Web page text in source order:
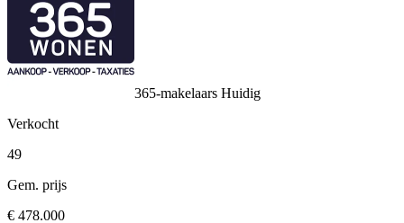
365-makelaars Huidig
Verkocht
49
Gem. prijs
€ 478.000